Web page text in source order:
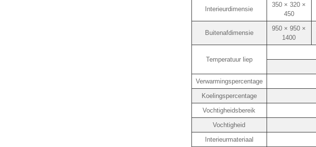
Interieurdimensie
350 × 320 ×
450
Buitenafdimensie
950 × 950 ×
1400
Temperatuur liep
Verwarmingspercentage
Koelingspercentage
Vochtigheidsbereik
Vochtigheid
Interieurmateriaal